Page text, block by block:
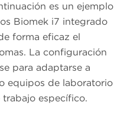
es un ejemplo
Biomek i7 integrado
forma eficaz el
La configuración
para adaptarse a
equipos de laboratorio
específico.